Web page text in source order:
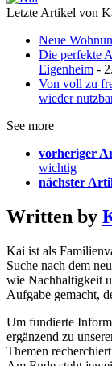
Letzte Artikel von
Neue
Die perfekte
Eigenheim -
Von voll zu
wieder
See more
vorheriger
wichtig
nächster
Written by
Kai ist als
Suche nach dem
wie Nachhaltigkeit
Aufgabe gemacht,
Um fundierte
ergänzend zu
Themen